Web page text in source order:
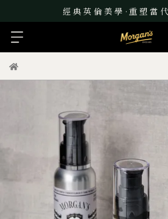
經 典 英 倫 美 學 · 重 塑 當